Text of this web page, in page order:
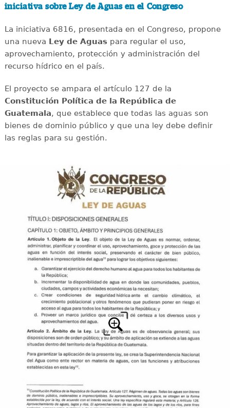
iniciativa sobre Ley de Aguas en el Congreso
La iniciativa 6816, presentada en el Congreso, propone
una nueva Ley de Aguaspara regular el uso,
aprovechamiento, protección y administración del
recurso hídrico en el país.
El proyecto se ampara el artículo 127 de la
Constitución Política de la República de
Guatemala, que establece que todas las aguas son
bienes de dominio público y que una ley debe definir
las reglas para su gestión.